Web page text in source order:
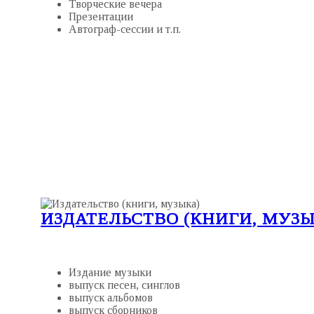
Творческие вечера
Презентации
Автограф-сессии и т.п.
ИЗДАТЕЛЬСТВО (КНИГИ,
Издание музыки
выпуск песен, синглов
выпуск альбомов
выпуск сборников